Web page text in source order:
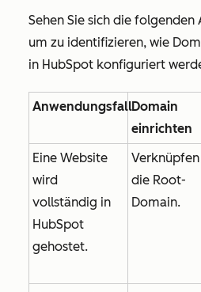
Sehen Sie sich die folgenden
um zu identifizieren, wie
in HubSpot konfiguriert
AnwendungsfallDomain
einrichten
Eine Website
wird
vollständig in
HubSpot
gehostet.
Verknüpfen
die Root-
Domain.